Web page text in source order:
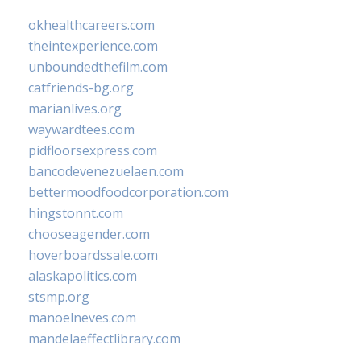
okhealthcareers.com
theintexperience.com
unboundedthefilm.com
catfriends-bg.org
marianlives.org
waywardtees.com
pidfloorsexpress.com
bancodevenezuelaen.com
bettermoodfoodcorporation.com
hingstonnt.com
chooseagender.com
hoverboardssale.com
alaskapolitics.com
stsmp.org
manoelneves.com
mandelaeffectlibrary.com